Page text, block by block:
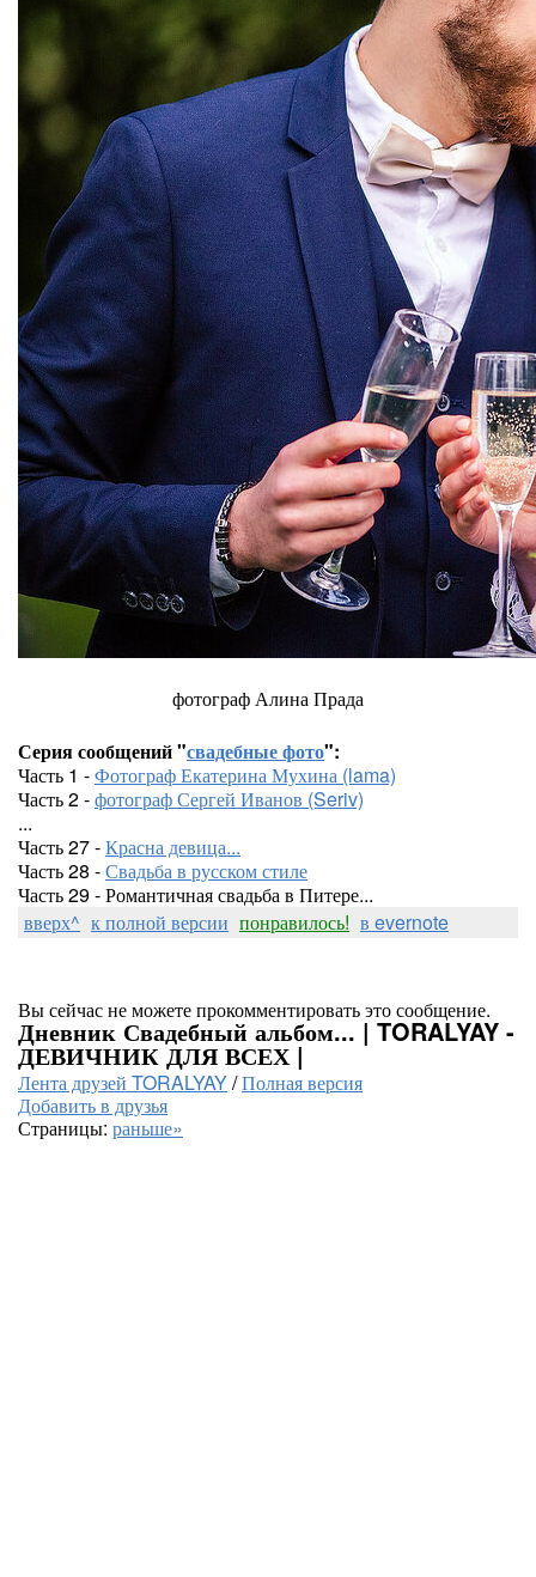
фотограф Алина Прада
Серия сообщений "свадебные фото":
Часть 1 -Фотограф Екатерина Мухина (lama)
Часть 2 -фотограф Сергей Иванов (Seriv)
...
Часть 27 -Красна девица...
Часть 28 -Свадьба в русском стиле
Часть 29 - Романтичная свадьба в Питере...
вверх^ к полной версии понравилось! в evernote
Вы сейчас не можете прокомментировать это сообщение.
Дневник Свадебный альбом... | TORALYAY -
ДЕВИЧНИК ДЛЯ ВСЕХ |
Лента друзей TORALYAY/Полная версия
Добавить в друзья
Страницы: раньше»